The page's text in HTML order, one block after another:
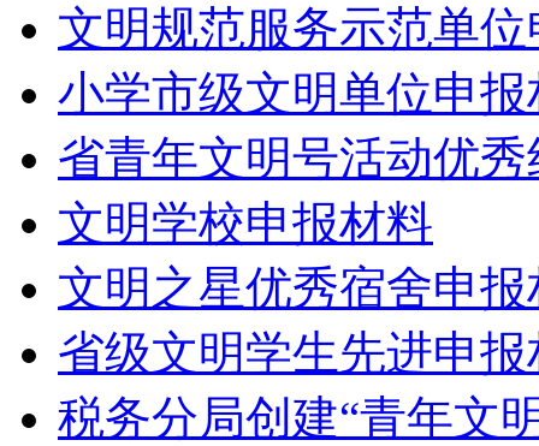
文明规范服务示范单
小学市级文明单位申报
省青年文明号活动优
文明学校申报材料
文明之星优秀宿舍申报
省级文明学生先进申报
税务分局创建“青年文